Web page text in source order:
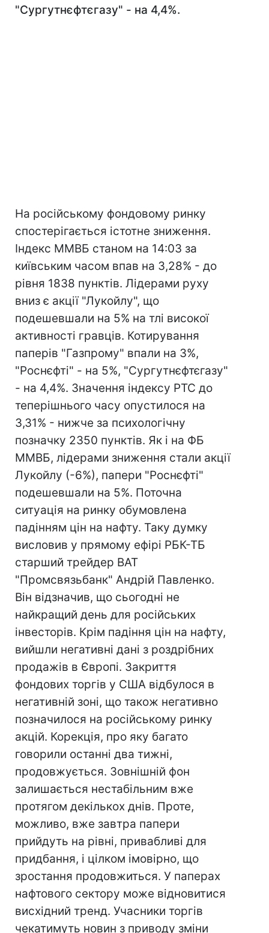
"Сургутнєфтєгазу" - на 4,4%.
На російському фондовому ринку
спостерігається істотне зниження.
Індекс ММВБ станом на 14:03 за
київським часом впав на 3,28% - до
рівня 1838 пунктів. Лідерами руху
вниз є акції "Лукойлу", що
подешевшали на 5% на тлі високої
активності гравців. Котирування
паперів "Газпрому" впали на 3%,
"Роснєфті" - на 5%, "Сургутнєфтєгазу"
- на 4,4%. Значення індексу РТС до
теперішнього часу опустилося на
3,31% - нижче за психологічну
позначку 2350 пунктів. Як і на ФБ
ММВБ, лідерами зниження стали акції
Лукойлу (-6%), папери "Роснєфті"
подешевшали на 5%. Поточна
ситуація на ринку обумовлена
падінням цін на нафту. Таку думку
висловив у прямому ефірі РБК-ТБ
старший трейдер ВАТ
"Промсвязьбанк" Андрій Павленко.
Він відзначив, що сьогодні не
найкращий день для російських
інвесторів. Крім падіння цін на нафту,
вийшли негативні дані з роздрібних
продажів в Європі. Закриття
фондових торгів у США відбулося в
негативній зоні, що також негативно
позначилося на російському ринку
акцій. Корекція, про яку багато
говорили останні два тижні,
продовжується. Зовнішній фон
залишається нестабільним вже
протягом декількох днів. Проте,
можливо, вже завтра папери
прийдуть на рівні, привабливі для
придбання, і цілком імовірно, що
зростання продовжиться. У паперах
нафтового сектору може відновитися
висхідний тренд. Учасники торгів
чекатимуть новин з приводу зміни